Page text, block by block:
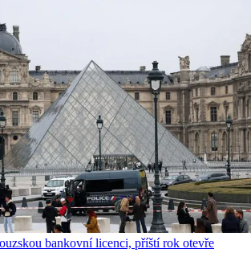
bankovní licenci, příští rok otevře